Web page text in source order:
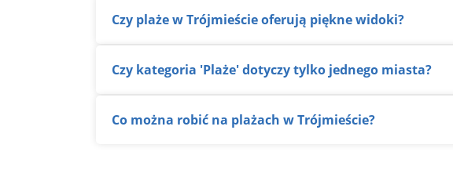
Czy plaże w Trójmieście oferują piękne widoki?
Czy kategoria 'Plaże' dotyczy tylko jednego miasta?
Co można robić na plażach w Trójmieście?